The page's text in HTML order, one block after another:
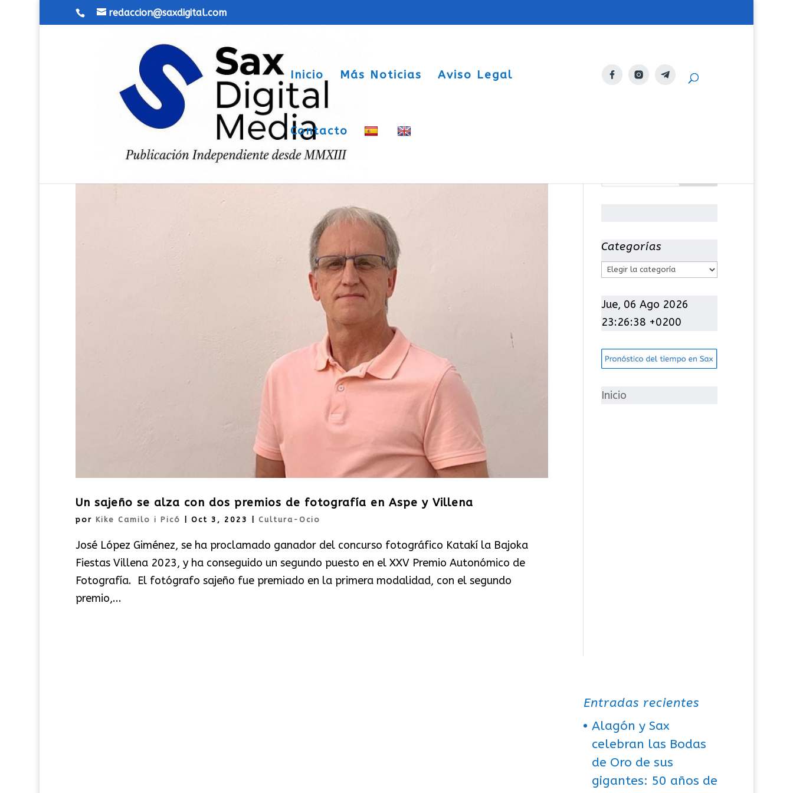
redaccion@saxdigital.com
Inicio Más Noticias Aviso Legal
Contacto
Un sajeño se alza con dos premios de fotografía en Aspe y Villena
por Kike Camilo i Picó Oct 3, 2023 Cultura-Ocio
José López Giménez, se ha proclamado ganador del concurso fotográfico Katakí la Bajoka
Fiestas Villena 2023, y ha conseguido un segundo puesto en el XXV Premio Autonómico de
Fotografía. El fotógrafo sajeño fue premiado en la primera modalidad, con el segundo
premio,...
Categorías
C
t
e
o
í
Jue, 06 Ago 2026
23:26:39 +0200
Inicio
Entradas recientes
Alagón y Sax
celebran las Bodas
de Oro de sus
gigantes: 50 años de